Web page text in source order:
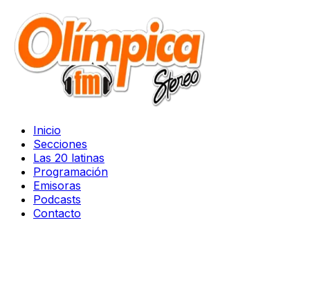
Inicio
Secciones
Las 20 latinas
Programación
Emisoras
Podcasts
Contacto